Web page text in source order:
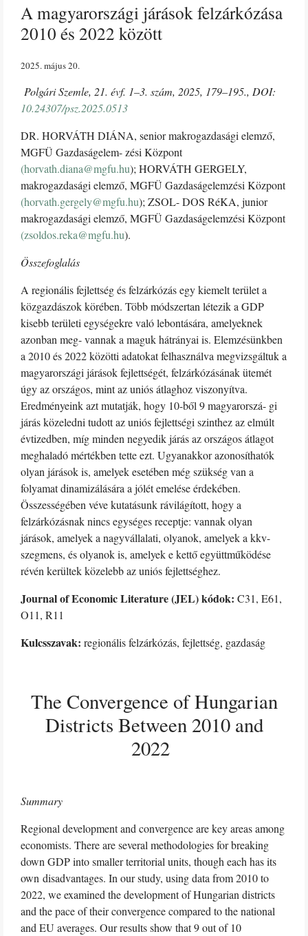
A magyarországi járások felzárkózása
2010 és 2022 között
2025. május 20
Polgári Szemle, 21. évf. 1–3. szám, 2025, 179–195., DOI:
10.24307/psz.2025.0513
DR. HORVÁTH DIÁNA, senior makrogazdasági elemző,
MGFÜ Gazdaságelem- zési Központ
(horvath.diana@mgfu.hu); HORVÁTH GERGELY,
makrogazdasági elemző, MGFÜ Gazdaságelemzési Központ
(horvath.gergely@mgfu.hu); ZSOL- DOS RéKA, junior
makrogazdasági elemző, MGFÜ Gazdaságelemzési Központ
(zsoldos.reka@mgfu.hu).
Összefoglalás
A regionális fejlettség és felzárkózás egy kiemelt terület a
közgazdászok körében. Több módszertan létezik a GDP
kisebb területi egységekre való lebontására, amelyeknek
azonban meg- vannak a maguk hátrányai is. Elemzésünkben
a 2010 és 2022 közötti adatokat felhasználva megvizsgáltuk a
magyarországi járások fejlettségét, felzárkózásának ütemét
úgy az országos, mint az uniós átlaghoz viszonyítva.
Eredményeink azt mutatják, hogy 10-ből 9 magyarorszá- gi
járás közeledni tudott az uniós fejlettségi szinthez az elmúlt
évtizedben, míg minden negyedik járás az országos átlagot
meghaladó mértékben tette ezt. Ugyanakkor azonosíthatók
olyan járások is, amelyek esetében még szükség van a
folyamat dinamizálására a jólét emelése érdekében.
Összességében véve kutatásunk rávilágított, hogy a
felzárkózásnak nincs egységes receptje: vannak olyan
járások, amelyek a nagyvállalati, olyanok, amelyek a kkv-
szegmens, és olyanok is, amelyek e kettő együttműködése
révén kerültek közelebb az uniós fejlettséghez.
Journal of Economic Literature (JEL) kódok: C31, E61,
O11, R11
Kulcsszavak: regionális felzárkózás, fejlettség, gazdaság
The Convergence of Hungarian
Districts Between 2010 and
2022
Summary
Regional development and convergence are key areas among
economists. There are several methodologies for breaking
down GDP into smaller territorial units, though each has its
own disadvantages. In our study, using data from 2010 to
2022, we examined the development of Hungarian districts
and the pace of their convergence compared to the national
and EU averages. Our results show that 9 out of 10